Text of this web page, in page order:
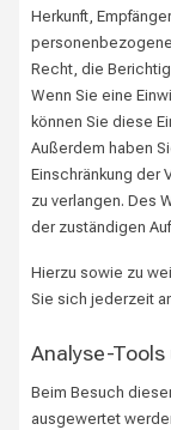
Herkunft,
Recht, die
Wenn Sie eine
können Sie diese
Außerdem haben
Einschränkung der
zu verlangen. Des
der zuständigen
Hierzu sowie zu
Sie sich jederzeit
Analyse-
Beim Besuch
ausgewertet